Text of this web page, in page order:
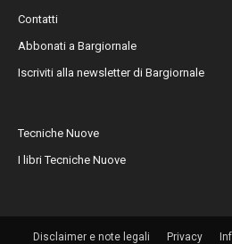
Contatti
Abbonati a Bargiornale
Iscriviti alla newsletter di Bargiornale
Tecniche Nuove
I libri Tecniche Nuove
Disclaimer e note legali Privacy